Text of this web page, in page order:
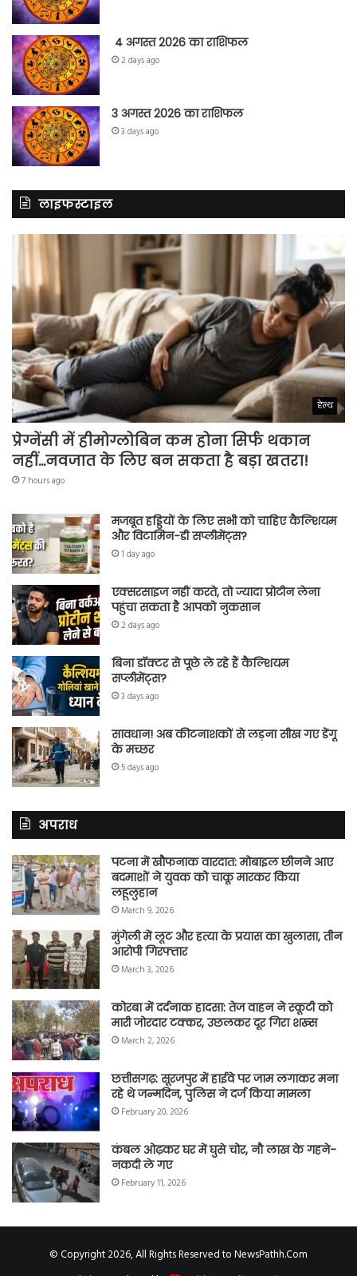
4 अगस्त 2026 का राशिफल
2 days ago
3 अगस्त 2026 का राशिफल
3 days ago
लाइफस्टाइल
हेल्थ
प्रेग्नेंसी में हीमोग्लोबिन कम होना सिर्फ थकान
नहीं…नवजात के लिए बन सकता है बड़ा खतरा!
7 hours ago
मजबूत हड्डियों के लिए सभी को चाहिए कैल्शियम
और विटामिन-डी सप्लीमेंट्स?
1 day ago
एक्सरसाइज नहीं करते, तो ज्यादा प्रोटीन लेना
पहुंचा सकता है आपको नुकसान
2 days ago
बिना डॉक्टर से पूछे ले रहे हैं कैल्शियम
सप्लीमेंट्स?
3 days ago
सावधान! अब कीटनाशकों से लड़ना सीख गए डेंगू
के मच्छर
5 days ago
अपराध
पटना में खौफनाक वारदात: मोबाइल छीनने आए
बदमाशों ने युवक को चाकू मारकर किया
लहूलुहान
March 9, 2026
मुंगेली में लूट और हत्या के प्रयास का खुलासा, तीन
आरोपी गिरफ्तार
March 3, 2026
कोरबा में दर्दनाक हादसा: तेज वाहन ने स्कूटी को
मारी जोरदार टक्कर, उछलकर दूर गिरा शख्स
March 2, 2026
छत्तीसगढ़: सूरजपुर में हाईवे पर जाम लगाकर मना
रहे थे जन्मदिन, पुलिस ने दर्ज किया मामला
February 20, 2026
कंबल ओढ़कर घर में घुसे चोर, नौ लाख के गहने-
नकदी ले गए
February 11, 2026
© Copyright 2026, All Rights Reserved to NewsPathh.Com